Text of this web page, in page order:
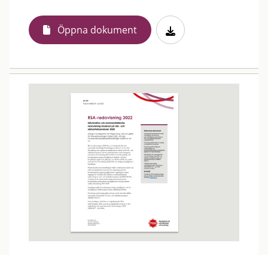
Öppna dokument